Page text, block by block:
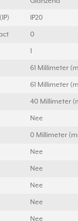
IP20
0
1
61 Millimeter
61 Millimeter
40 Millimeter
Nee
0 Millimeter
Nee
Nee
Nee
Nee
Nee